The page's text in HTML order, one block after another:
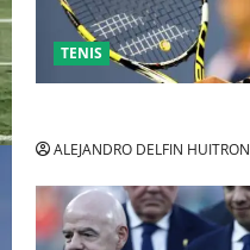
TENIS
ALEJANDRO DELFIN HUITRON